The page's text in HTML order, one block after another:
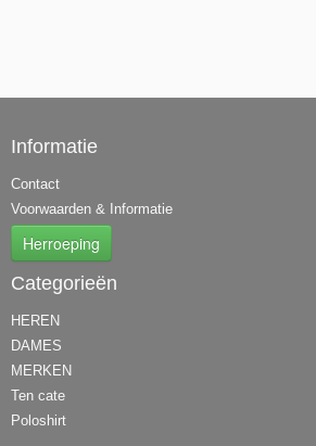
Informatie
Contact
Voorwaarden & Informatie
Herroeping
Categorieën
HEREN
DAMES
MERKEN
Ten cate
Poloshirt